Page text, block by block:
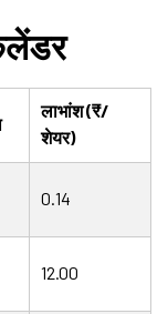
लाभांश (₹/
शेयर)
0.14
12.00